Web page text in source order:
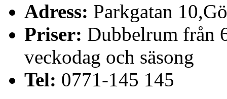
Adress: Parkgatan
Priser: Dubbelrum från
veckodag och säsong
Tel: 0771-145 145